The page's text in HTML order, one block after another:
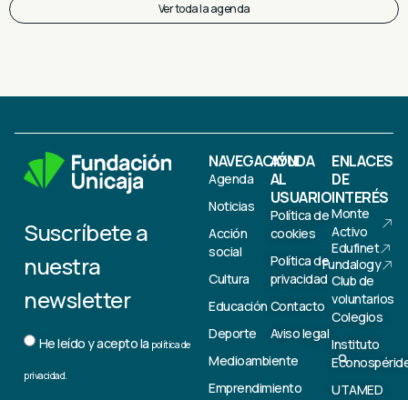
Ver toda la agenda
Suscríbete a
nuestra
newsletter
He leído y acepto la política de
privacidad.
NAVEGACIÓN
Agenda
Noticias
Acción
social
Cultura
Educación
Deporte
Medioambiente
Emprendimiento
AYUDA
AL
USUARIO
Política de
cookies
Política de
privacidad
Contacto
Aviso legal
ENLACES
DE
INTERÉS
Monte
Activo
Edufinet
Fundalogy
Club de
voluntarios
Colegios
Instituto
UTAMED